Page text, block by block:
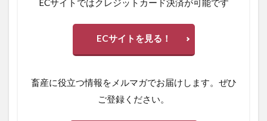
ECサイトではクレジットカード決済が可能です
ECサイトを見る！
畜産に役立つ情報をメルマガでお届けします。ぜひ
ご登録ください。